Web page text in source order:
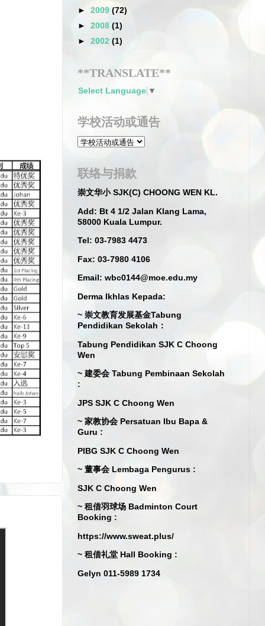
► 2009 (72)
► 2008 (1)
► 2002 (1)
**TRANSLATE**
Select Language ▼
学校活动或通告
联络与捐款
崇文华小 SJK(C) CHOONG WEN KL.
Add: Bt 4 1/2 Jalan Klang Lama,
58000 Kuala Lumpur.
Tel: 03-7983 4473
Fax: 03-7980 4106
Email: wbc0144@moe.edu.my
Derma Ikhlas Kepada:
~ 崇文教育发展基金Tabung
Pendidikan Sekolah：
Tabung Pendidikan SJK C Choong
Wen
~ 建委会 Tabung Pembinaan Sekolah
:
JPS SJK C Choong Wen
~ 家教协会 Persatuan Ibu Bapa &
Guru :
PIBG SJK C Choong Wen
~ 董事会 Lembaga Pengurus :
SJK C Choong Wen
~ 租借羽球场 Badminton Court
Booking :
https://www.sweat.plus/
~ 租借礼堂 Hall Booking :
Gelyn 011-5989 1734